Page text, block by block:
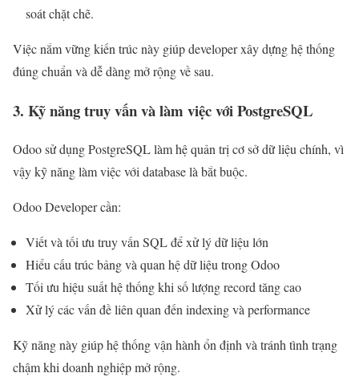
soát chặt chẽ.
Việc nắm vững kiến trúc này giúp developer xây dựng hệ thống
đúng chuẩn và dễ dàng mở rộng về sau.
3. Kỹ năng truy vấn và làm việc với PostgreSQL
Odoo sử dụng PostgreSQL làm hệ quản trị cơ sở dữ liệu chính, vì
vậy kỹ năng làm việc với database là bắt buộc.
Odoo Developer cần:
Viết và tối ưu truy vấn SQL để xử lý dữ liệu lớn
Hiểu cấu trúc bảng và quan hệ dữ liệu trong Odoo
Tối ưu hiệu suất hệ thống khi số lượng record tăng cao
Xử lý các vấn đề liên quan đến indexing và performance
Kỹ năng này giúp hệ thống vận hành ổn định và tránh tình trạng
chậm khi doanh nghiệp mở rộng.